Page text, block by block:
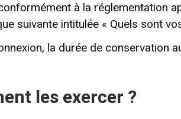
à la réglementation
suivante intitulée « Quels sont
la durée de conservation
les exercer ?